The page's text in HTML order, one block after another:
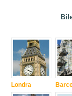
Londra